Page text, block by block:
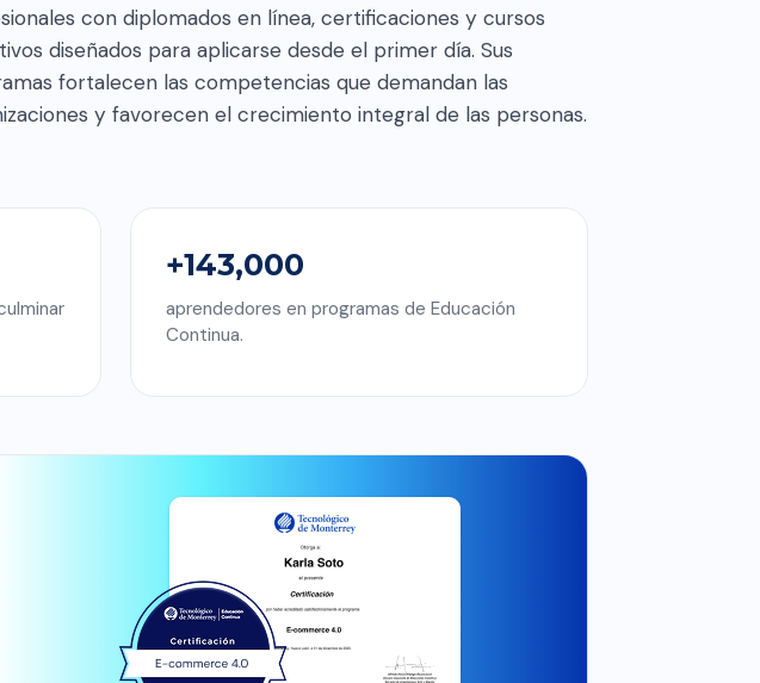
con diplomados en línea, certificaciones y cursos
diseñados para aplicarse desde el primer día. Sus
fortalecen las competencias que demandan las
y favorecen el crecimiento integral de las personas.
+143,000
aprendedores en programas de Educación
Continua.